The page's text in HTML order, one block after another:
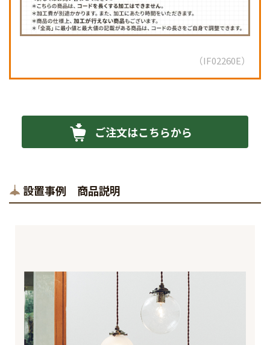
IF02260E
ご注文はこちらから
設置事例 商品説明